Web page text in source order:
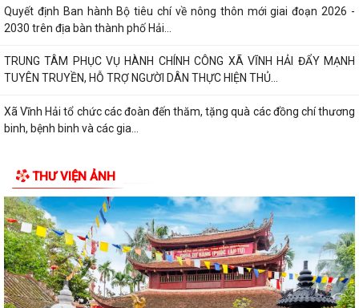
Quyết định về việc công bố Danh mục thủ tục hành chính mới ban
hành, bị bãi bỏ thuộc phạm vi chức...
Quyết định Ban hành Bộ tiêu chí về nông thôn mới giai đoạn 2026 -
2030trên địa bàn thành phố Hải...
Xã Vĩnh Hải phối hợp với Hội đồng hương thành phố Hải Phòng, Chi hội
đồng hương Vĩnh Bảo tại thành...
lĩnh vực đất đai thuộc phạm vi...
UBND xã Vĩnh Hải triển khai Kế hoạch tổ chức các hoạt động kỷ niệm
79 năm Ngày Thương binh - Liệt...
Ban chỉ huy quân sự xã Vĩnh Hải tổ chức Hội nghị công bố, trao quyết
định miễn nhiệm, bổ nhiệm Thôn...
THƯ VIỆN ẢNH